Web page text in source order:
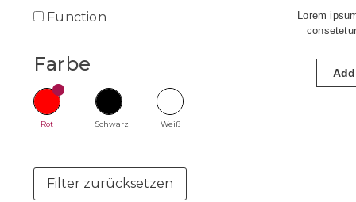
Function
Farbe
Rot Schwarz Weiß
Filter zurücksetzen
Lorem